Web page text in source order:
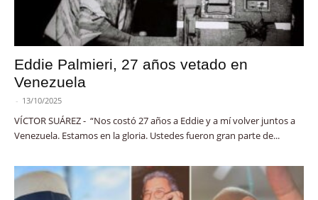
Eddie Palmieri, 27 años vetado en
Venezuela
- 13/10/2025
VÍCTOR SUÁREZ - “Nos costó 27 años a Eddie y a mí volver juntos a
Venezuela. Estamos en la gloria. Ustedes fueron gran parte de...